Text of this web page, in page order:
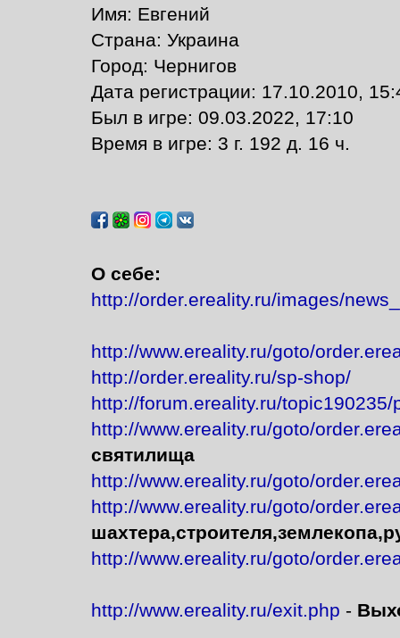
Имя: Евгений
Страна: Украина
Город: Чернигов
Дата регистрации: 17.10.2010,
Был в игре: 09.03.2022, 17:10
Время в игре: 3 г. 192 д. 16 ч.
О себе:
http://order.ereality.ru/images/
http://www.ereality.ru/goto/
http://order.ereality.ru/sp-shop/
http://forum.ereality.ru/topic190235/
http://www.ereality.ru/goto/
святилища
http://www.ereality.ru/goto/
http://www.ereality.ru/goto/
http://www.ereality.ru/goto/
http://www.ereality.ru/exit.php -